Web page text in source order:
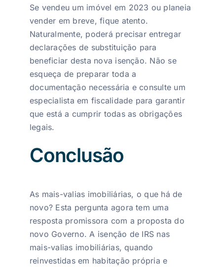
Se vendeu um imóvel em 2023 ou planeia
vender em breve, fique atento.
Naturalmente, poderá precisar entregar
declarações de substituição para
beneficiar desta nova isenção. Não se
esqueça de preparar toda a
documentação necessária e consulte um
especialista em fiscalidade para garantir
que está a cumprir todas as obrigações
legais.
Conclusão
As mais-valias imobiliárias, o que há de
novo? Esta pergunta agora tem uma
resposta promissora com a proposta do
novo Governo. A isenção de IRS nas
mais-valias imobiliárias, quando
reinvestidas em habitação própria e